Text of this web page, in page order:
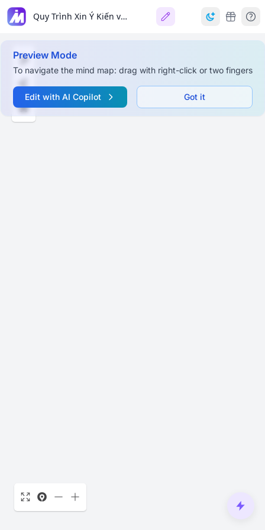
Quy Trình Xin Ý Kiến và Cấp Chỉ Đạo
Preview Mode
To navigate the mind map: drag with right-click or two fingers
Edit with AI Copilot Got it